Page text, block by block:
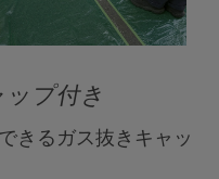
プ付き
きるガス抜きキャッ